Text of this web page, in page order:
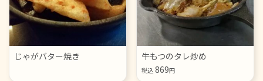
じゃがバター焼き 牛もつのタレ炒め
税込 869円